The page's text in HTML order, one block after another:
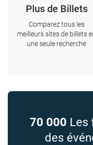
Plus de Billets
Comparez tous les
meilleurs sites de billets
une seule recherche
70 000 Les
des